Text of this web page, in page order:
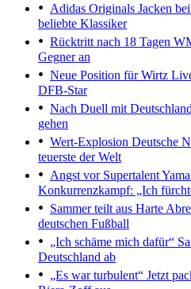
Adidas Originals Jacken
beliebte Klassiker
Rücktritt nach 18 Tagen
Gegner an
Neue Position für Wirtz
DFB-Star
Nach Duell mit Deutschland
gehen
Wert-Explosion Deutsche
teuerste der Welt
Angst vor Supertalent
Konkurrenzkampf: „Ich
Sammer teilt aus Harte
deutschen Fußball
„Ich schäme mich dafür“
Deutschland ab
„Es war turbulent“ Jetzt